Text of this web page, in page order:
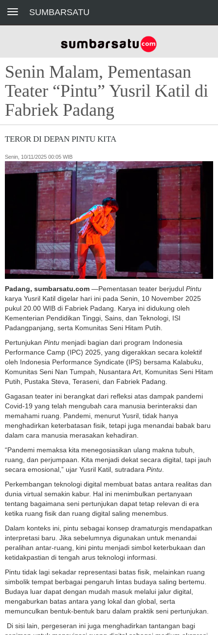
Toggle navigationSUMBARSATU
Senin Malam, Pementasan
Teater “Pintu” Yusril Katil di
Fabriek Padang
TEROR DI DEPAN PINTU KITA
Senin, 10/11/2025 00:05 WIB
Padang, sumbarsatu.com —Pementasan teater berjudul Pintu
karya Yusril Katil digelar hari ini pada Senin, 10 November 2025
pukul 20.00 WIB di Fabriek Padang. Karya ini didukung oleh
Kementerian Pendidikan Tinggi, Sains, dan Teknologi, ISI
Padangpanjang, serta Komunitas Seni Hitam Putih.
Pertunjukan Pintu menjadi bagian dari program Indonesia
Performance Camp (IPC) 2025, yang digerakkan secara kolektif
oleh Indonesia Performance Syndicate (IPS) bersama Kalabuku,
Komunitas Seni Nan Tumpah, Nusantara Art, Komunitas Seni Hitam
Putih, Pustaka Steva, Teraseni, dan Fabriek Padang.
Gagasan teater ini berangkat dari refleksi atas dampak pandemi
Covid-19 yang telah mengubah cara manusia berinteraksi dan
memahami ruang. Pandemi, menurut Yusril, tidak hanya
menghadirkan keterbatasan fisik, tetapi juga menandai babak baru
dalam cara manusia merasakan kehadiran.
“Pandemi memaksa kita menegosiasikan ulang makna tubuh,
ruang, dan perjumpaan. Kita menjadi dekat secara digital, tapi jauh
secara emosional,” ujar Yusril Katil, sutradara Pintu.
Perkembangan teknologi digital membuat batas antara realitas dan
dunia virtual semakin kabur. Hal ini menimbulkan pertanyaan
tentang bagaimana seni pertunjukan dapat tetap relevan di era
ketika ruang fisik dan ruang digital saling menembus.
Dalam konteks ini, pintu sebagai konsep dramaturgis mendapatkan
interpretasi baru. Jika sebelumnya digunakan untuk menandai
peralihan antar-ruang, kini pintu menjadi simbol keterbukaan dan
ketidakpastian di tengah arus teknologi informasi.
Pintu tidak lagi sekadar representasi batas fisik, melainkan ruang
simbolik tempat berbagai pengaruh lintas budaya saling bertemu.
Budaya luar dapat dengan mudah masuk melalui jalur digital,
mengaburkan batas antara yang lokal dan global, serta
memunculkan bentuk-bentuk baru dalam praktik seni pertunjukan.
Di sisi lain, pergeseran ini juga menghadirkan tantangan bagi